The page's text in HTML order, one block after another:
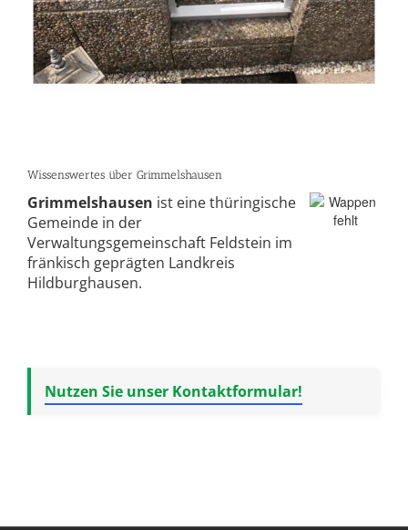
Wissenswertes über Grimmelshausen
Grimmelshausen ist eine thüringische
Gemeinde in der
Verwaltungsgemeinschaft Feldstein im
fränkisch geprägten Landkreis
Hildburghausen.
Nutzen Sie unser Kontaktformular!